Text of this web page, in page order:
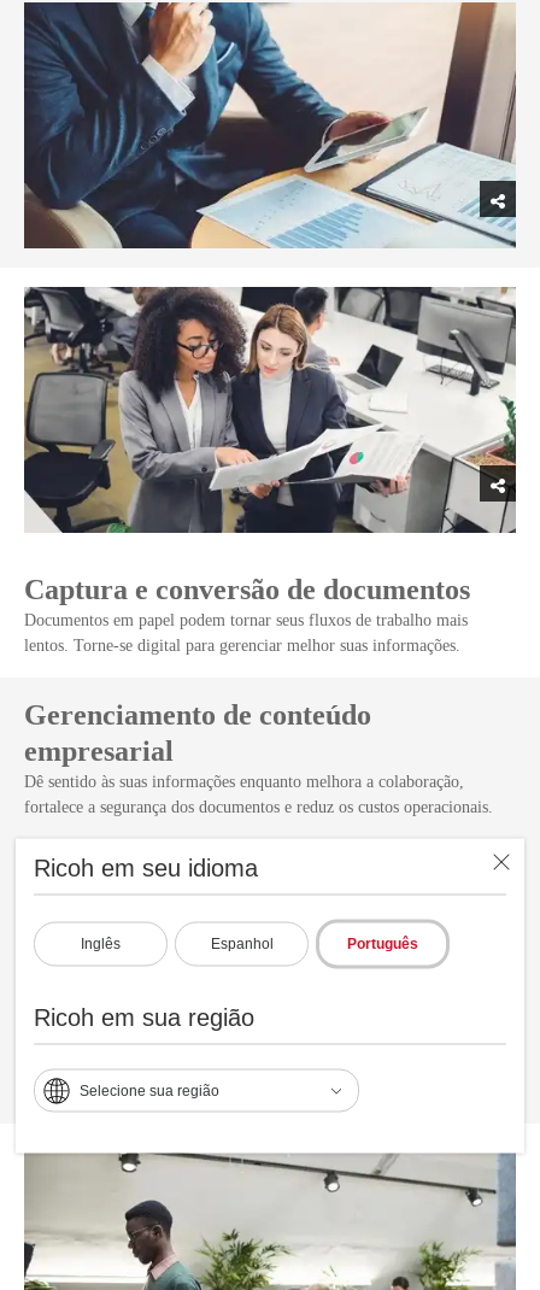
Ricoh em seu idioma
Inglês Espanhol Português
Ricoh em sua região
Selecione sua região
Captura e conversão de documentos
Documentos em papel podem tornar seus fluxos de trabalho mais
lentos. Torne-se digital para gerenciar melhor suas informações.
Gerenciamento de conteúdo
empresarial
Dê sentido às suas informações enquanto melhora a colaboração,
fortalece a segurança dos documentos e reduz os custos operacionais.